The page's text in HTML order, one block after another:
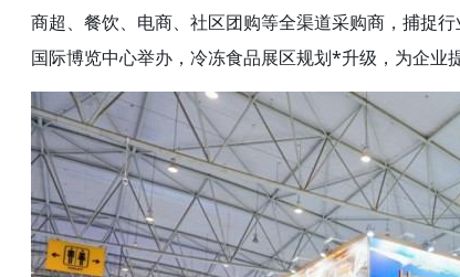
商超、餐饮、电商、社区团购等全渠道采购商，捕捉
国际博览中心举办，冷冻食品展区规划*升级，为企业